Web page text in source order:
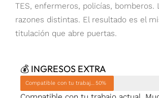
TES, enfermeros, policías, bomberos.
razones distintas. El resultado es el
titulación que abre puertas.
💰 INGRESOS EXTRA
50%